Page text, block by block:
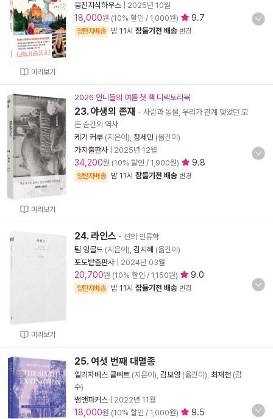
미리보기
웅진지식하우스
2025년 10월
18,000원 (10% 할인 / 1,000원) 9.7
양탄자배송 밤 11시 잠들기전 배송 변경
미리보기
2026 언니들의 여름 첫 책 디렉토리북
23. 야생의 존재 - 사람과 동물, 우리가 관계 맺었던 모
든 순간의 역사
케기 커루 (지은이), 정세민 (옮긴이)
가지출판사
2025년 12월
34,200원 (10% 할인 / 1,900원) 9.8
양탄자배송 밤 11시 잠들기전 배송 변경
미리보기
24. 라인스 - 선의 인류학
팀 잉골드 (지은이), 김지혜 (옮긴이)
포도밭출판사
2024년 03월
20,700원 (10% 할인 / 1,150원) 9.0
양탄자배송 밤 11시 잠들기전 배송 변경
25. 여섯 번째 대멸종
엘리자베스 콜버트 (지은이), 김보영 (옮긴이), 최재천 (감
수)
쌤앤파커스
2022년 11월
18,000원 (10% 할인 / 1,000원) 9.5